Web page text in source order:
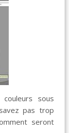
sous
pas trop
seront